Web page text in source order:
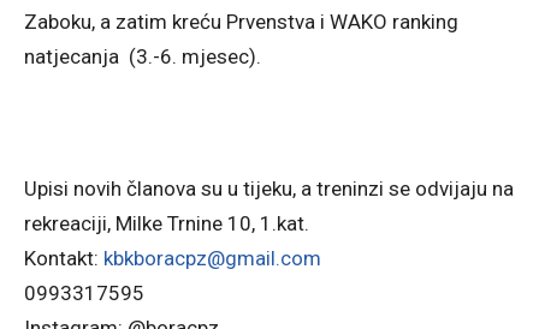
Zaboku, a zatim kreću Prvenstva i WAKO ranking
natjecanja (3.-6. mjesec).
Upisi novih članova su u tijeku, a treninzi se odvijaju na
rekreaciji, Milke Trnine 10, 1.kat.
Kontakt: kbkboracpz@gmail.com
0993317595